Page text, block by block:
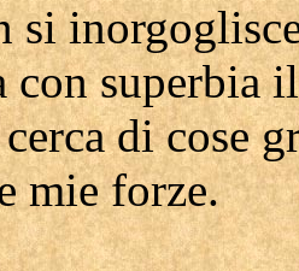
si
con superbia
di cose
mie forze.